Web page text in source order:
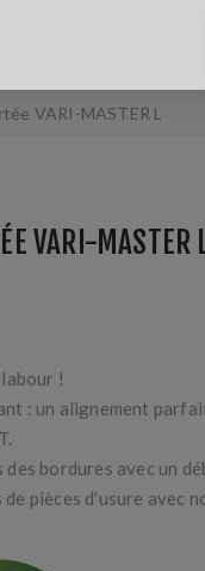
VARI-MASTER L
VARI-MASTER
!
: un alignement
des bordures avec un
pièces d'usure avec